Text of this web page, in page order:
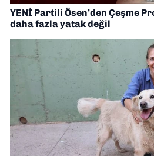
YENİ Partili Ösen’den Çeşme
daha fazla yatak değil